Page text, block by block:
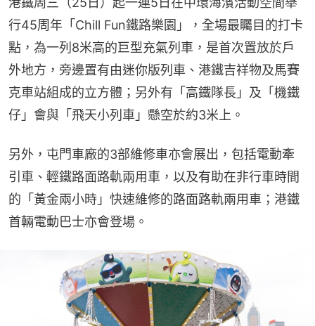
行45周年「Chill Fun鐵路樂園」，全場最矚目的打卡
點，為一列8米高的巨型充氣列車，是首次置放於戶
外地方，旁邊置有由迷你版列車、港鐵吉祥物及馬賽
克車站組成的立方體；另外有「高鐵隊長」及「機鐵
仔」會與「飛天小列車」懸空於約3米上。
另外，屯門車廠的3部維修車亦會展出，包括電動牽
引車、輕鐵路面路軌兩用車，以及有助在非行車時間
的「黃金兩小時」快速維修的路面路軌兩用車；港鐵
首輛電動巴士亦會登場。